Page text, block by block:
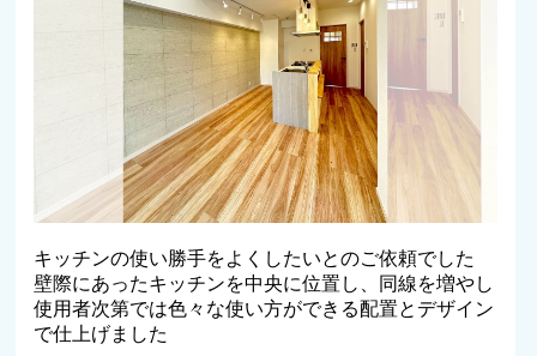
キッチンの使い勝手をよくしたいとのご依頼でした
壁際にあったキッチンを中央に位置し、同線を増やし
使用者次第では色々な使い方ができる配置とデザイン
で仕上げました